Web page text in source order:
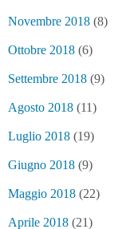
Novembre 2018 (8)
Ottobre 2018 (6)
Settembre 2018 (9)
Agosto 2018 (11)
Luglio 2018 (19)
Giugno 2018 (9)
Maggio 2018 (22)
Aprile 2018 (21)